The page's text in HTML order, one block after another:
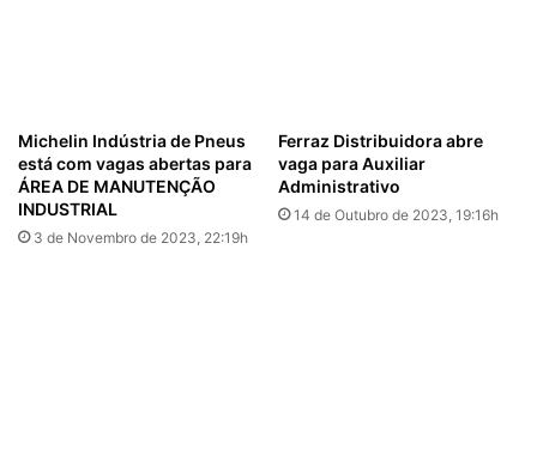
Michelin Indústria de Pneus
está com vagas abertas para
ÁREA DE MANUTENÇÃO
INDUSTRIAL
3 de Novembro de 2023, 22:19h
Ferraz Distribuidora abre
vaga para Auxiliar
Administrativo
14 de Outubro de 2023, 19:16h